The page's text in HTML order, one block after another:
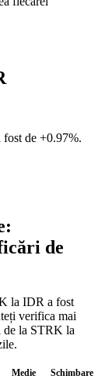
de +0.97%.
de
la IDR a fost
verifica mai
de la STRK la
Medie
Schimbare